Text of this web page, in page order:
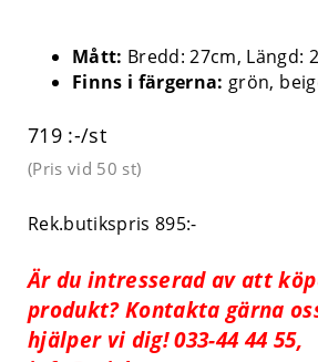
Mått: Bredd: 27cm, Längd:
Finns i färgerna: grön,
719 :-/st
(Pris vid 50 st)
Rek.butikspris 895:-
Är du intresserad av att
produkt? Kontakta gärna
hjälper vi dig! 033-44 44 55,